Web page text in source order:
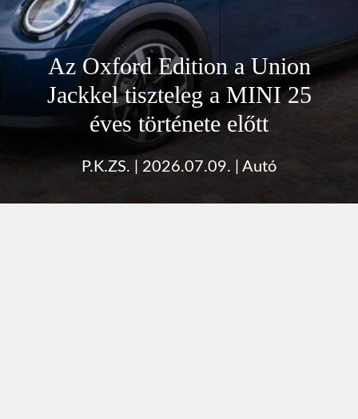
Az Oxford Edition a Union
Jackkel tiszteleg a MINI 25
éves története előtt
P.K.ZS. 2026.07.09. Autó